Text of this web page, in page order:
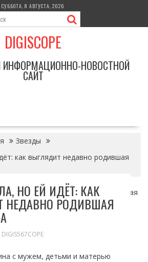
СУББОТА, 8 АВГУСТА, 2026
DIGISCOPE
ИНФОРМАЦИОННО-НОВОСТНОЙ
САЙТ
Звезды
как выглядит недавно родившая
НО ЕЙ ИДЁТ: КАК
НЕДАВНО РОДИВШАЯ
DIGIS567COPE
с мужем, детьми и матерью